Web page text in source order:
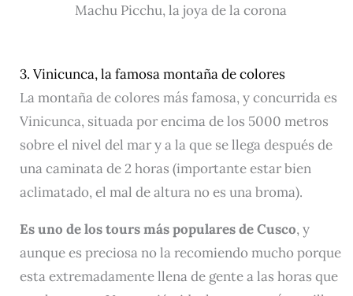
Machu Picchu, la joya de la corona
3. Vinicunca, la famosa montaña de colores
La montaña de colores más famosa, y concurrida es
Vinicunca, situada por encima de los 5000 metros
sobre el nivel del mar y a la que se llega después de
una caminata de 2 horas (importante estar bien
aclimatado, el mal de altura no es una broma).
Es uno de los tours más populares de Cusco, y
aunque es preciosa no la recomiendo mucho porque
esta extremadamente llena de gente a las horas que